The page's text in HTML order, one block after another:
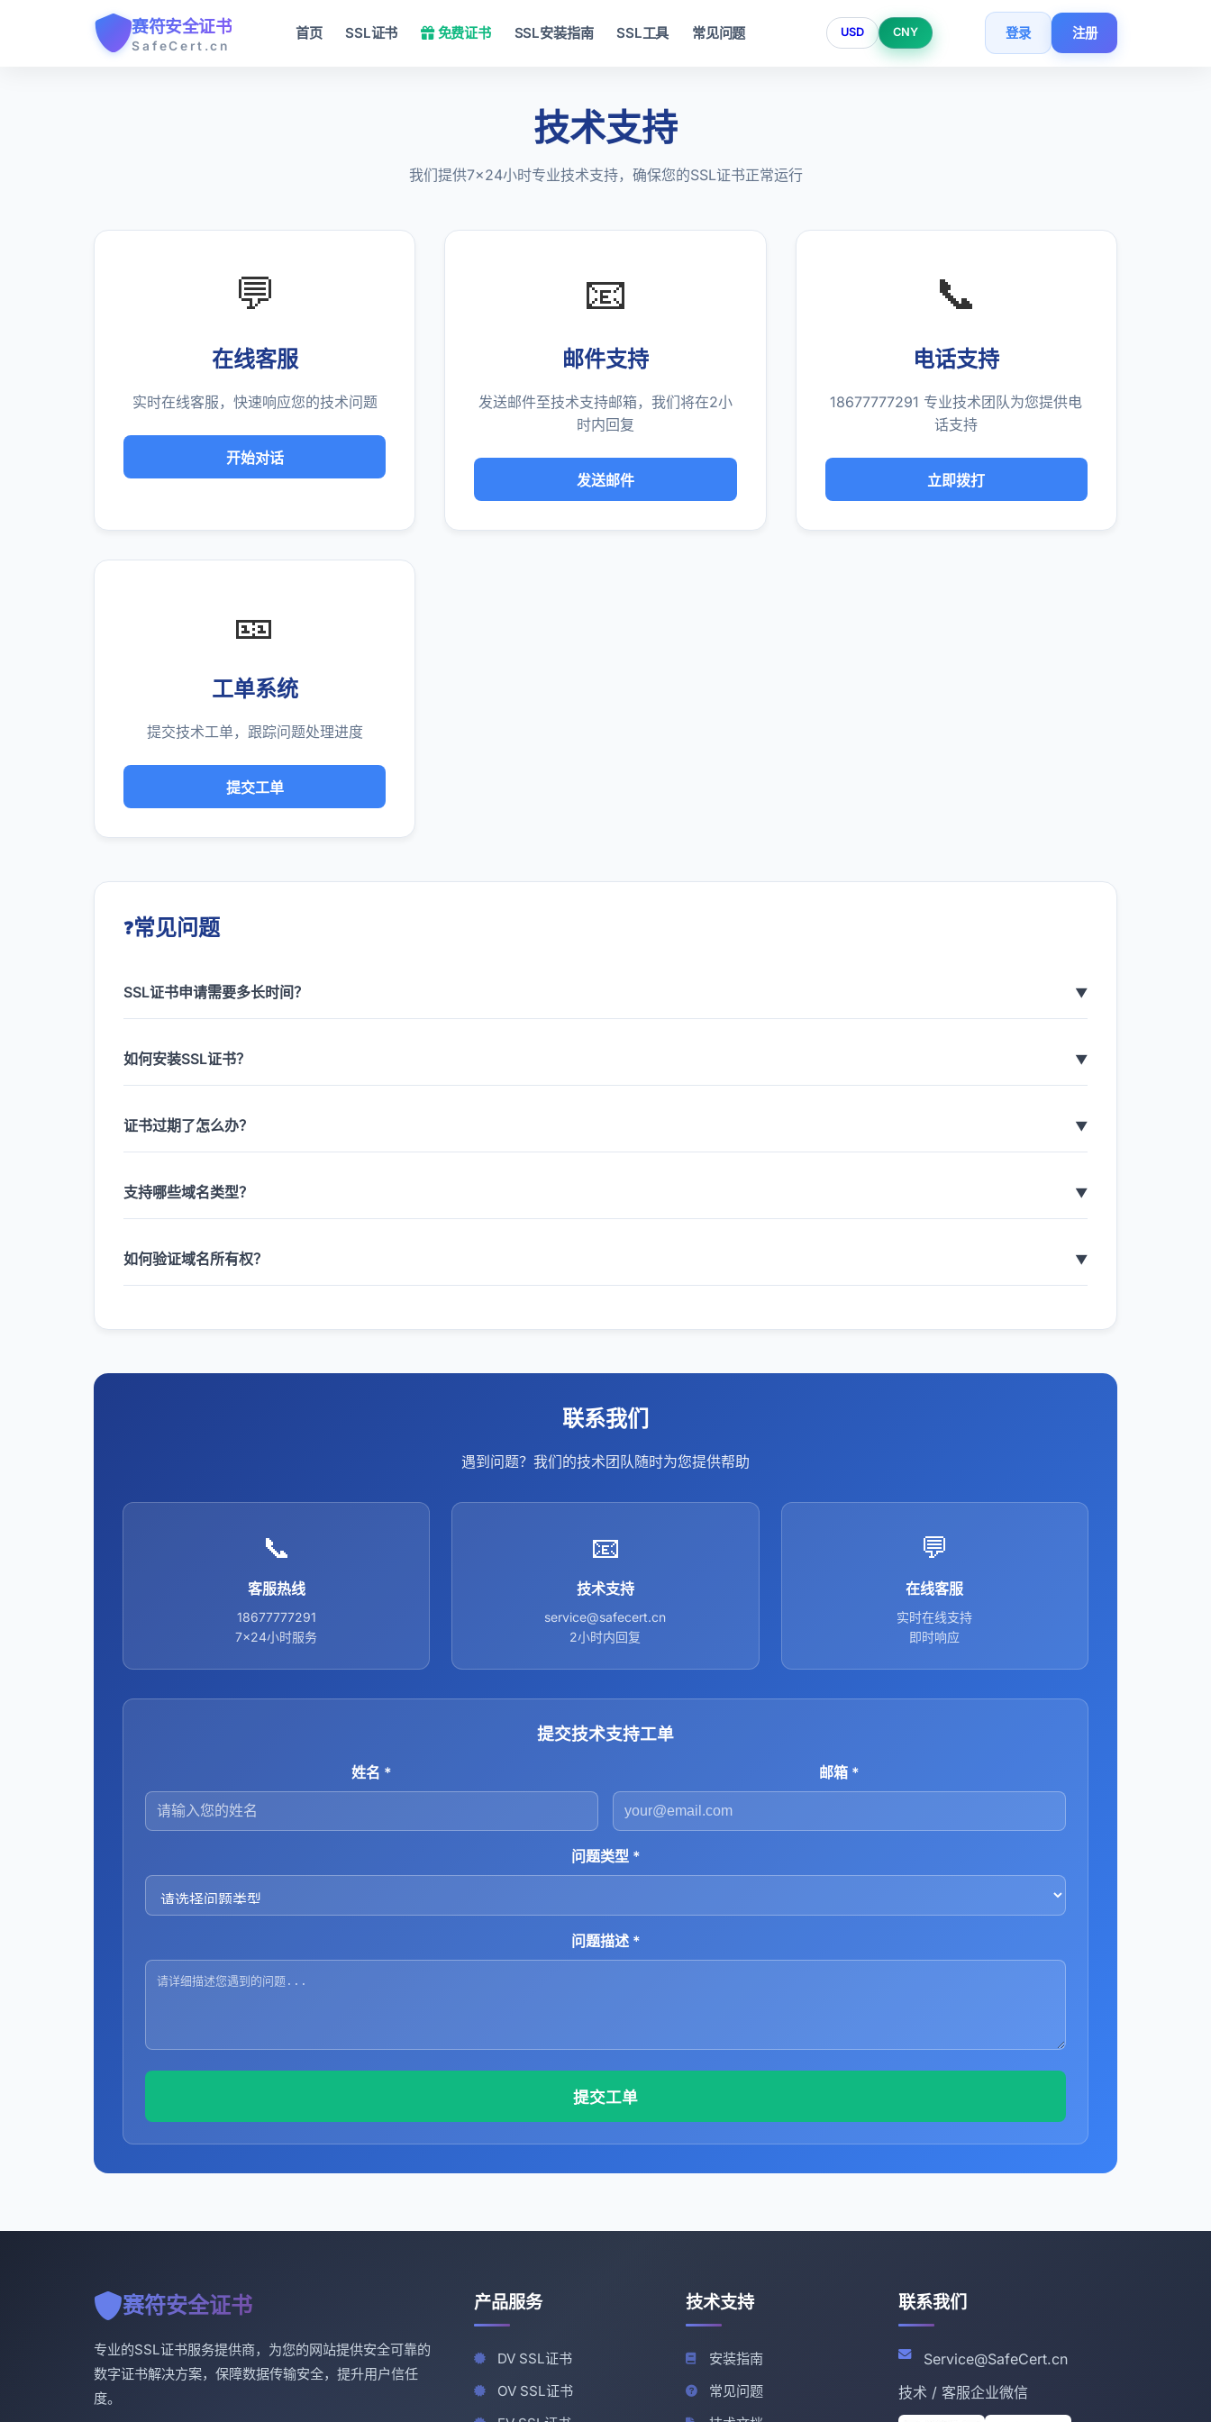
赛符安全证书
SafeCert.cn
首页 SSL证书 免费证书 SSL安装指南 SSL工具 常见问题 USD CNY 登录 注册
技术支持
我们提供7×24小时专业技术支持，确保您的SSL证书正常运行
💬
在线客服
实时在线客服，快速响应您的技术问题
开始对话
📧
邮件支持
发送邮件至技术支持邮箱，我们将在2小
时内回复
发送邮件
📞
电话支持
18677777291 专业技术团队为您提供电
话支持
立即拨打
🎫
工单系统
提交技术工单，跟踪问题处理进度
提交工单
常见问题
SSL证书申请需要多长时间？
如何安装SSL证书？
证书过期了怎么办？
支持哪些域名类型？
如何验证域名所有权？
联系我们
遇到问题？我们的技术团队随时为您提供帮助
📞
客服热线
18677777291
7×24小时服务
📧
技术支持
service@safecert.cn
2小时内回复
💬
在线客服
实时在线支持
即时响应
提交技术支持工单
姓名 * 邮箱 *
问题类型 *
问题描述 *
提交工单
赛符安全证书
专业的SSL证书服务提供商，为您的网站提供安全可靠的
数字证书解决方案，保障数据传输安全，提升用户信任
度。
产品服务
DV SSL证书
OV SSL证书
技术支持
安装指南
常见问题
联系我们
Service@SafeCert.cn
技术 / 客服企业微信